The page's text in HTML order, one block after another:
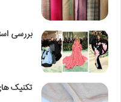
بررسی
تکنیک‌